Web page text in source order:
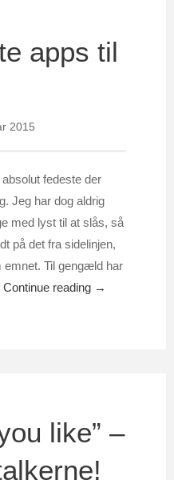
apps til
2015
fedeste der
Jeg har dog aldrig
med lyst til at slås, så
på det fra sidelinjen,
emnet. Til gengæld har
Continue reading →
like” –